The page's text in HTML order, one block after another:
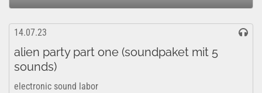
14.07.23
alien party part one (soundpaket mit 5
sounds)
electronic sound labor